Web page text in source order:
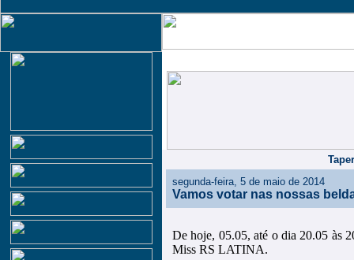
segunda-feira, 5 de maio de 2014
Vamos votar nas nossas
De hoje, 05.05, até o dia 20.05 às
Miss RS LATINA.